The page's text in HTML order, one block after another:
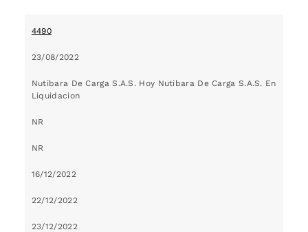
4490
23/08/2022
Nutibara De Carga S.A.S. Hoy Nutibara De Carga S.A.S. En
Liquidacion
NR
NR
16/12/2022
22/12/2022
23/12/2022